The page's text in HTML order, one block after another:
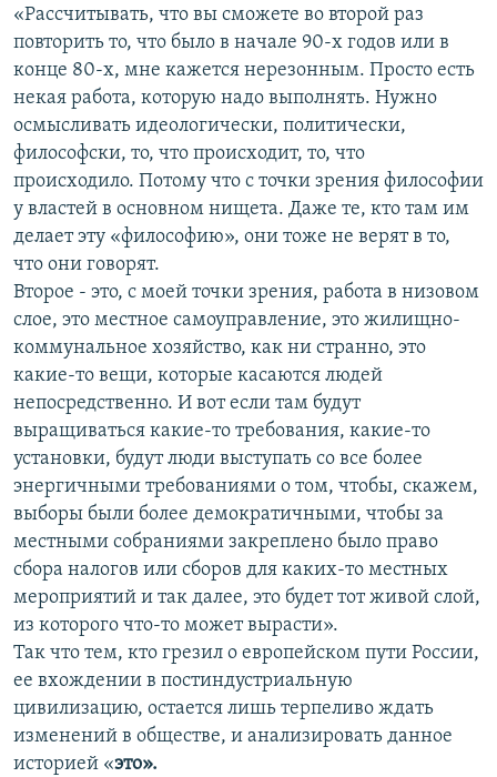
«Рассчитывать, что вы сможете во второй раз
повторить то, что было в начале 90-х годов или в
конце 80-х, мне кажется нерезонным. Просто есть
некая работа, которую надо выполнять. Нужно
осмысливать идеологически, политически,
философски, то, что происходит, то, что
происходило. Потому что с точки зрения философии
у властей в основном нищета. Даже те, кто там им
делает эту «философию», они тоже не верят в то,
что они говорят.
Второе - это, с моей точки зрения, работа в низовом
слое, это местное самоуправление, это жилищно-
коммунальное хозяйство, как ни странно, это
какие-то вещи, которые касаются людей
непосредственно. И вот если там будут
выращиваться какие-то требования, какие-то
установки, будут люди выступать со все более
энергичными требованиями о том, чтобы, скажем,
выборы были более демократичными, чтобы за
местными собраниями закреплено было право
сбора налогов или сборов для каких-то местных
мероприятий и так далее, это будет тот живой слой,
из которого что-то может вырасти».
Так что тем, кто грезил о европейском пути России,
ее вхождении в постиндустриальную
цивилизацию, остается лишь терпеливо ждать
изменений в обществе, и анализировать данное
историей «это».